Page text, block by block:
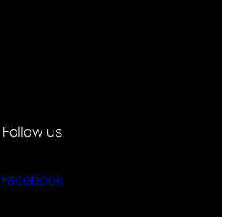
Follow us
Facebook